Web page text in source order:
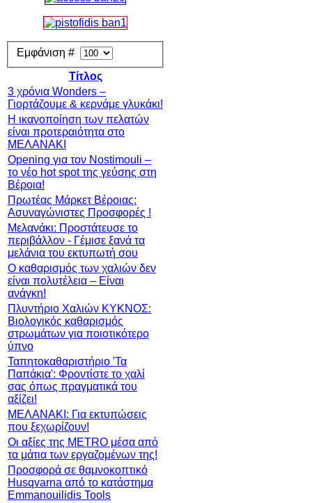
Εμφάνιση #
Τίτλος
3 χρόνια Wonders –
Γιορτάζουμε & κερνάμε γλυκάκι!
Η ικανοποίηση των πελατών
είναι προτεραιότητα στο
ΜΕΛΑΝΑΚΙ
Opening για τον Nostimouli –
το νέο hot spot της γεύσης στη
Βέροια!
Πρωτέας Μάρκετ Βέροιας:
Ασυναγώνιστες Προσφορές !
Μελανάκι: Προστάτευσε το
περιβάλλον - Γέμισε ξανά τα
μελάνια του εκτυπωτή σου
Ο καθαρισμός των χαλιών δεν
είναι πολυτέλεια – Είναι
ανάγκη!
Πλυντήριο Χαλιών ΚΥΚΝΟΣ:
Βιολογικός καθαρισμός
στρωμάτων για ποιοτικότερο
ύπνο
Ταπητοκαθαριστήριο 'Τα
Παπάκια': Φροντίστε το χαλί
σας όπως πραγματικά του
αξίζει!
ΜΕΛΑΝΑΚΙ: Για εκτυπώσεις
που ξεχωρίζουν!
Οι αξίες της METRO μέσα από
τα μάτια των εργαζομένων της!
Προσφορά σε θαμνοκοπτικό
Husqvarna από το κατάστημα
Emmanouilidis Tools